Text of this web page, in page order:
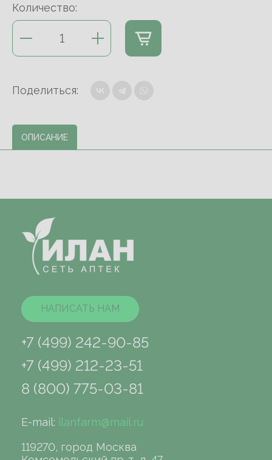
Количество:
Поделиться:
ОПИСАНИЕ
НАПИСАТЬ НАМ
+7 (499) 242-90-85
+7 (499) 212-23-51
8 (800) 775-03-81
E-mail: ilanfarm@mail.ru
119270, город Москва